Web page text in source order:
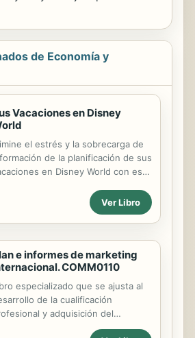
de Economía y
Vacaciones en Disney
el estrés y la sobrecarga de
de la planificación de sus
en Disney World con esta
rápida pero completa al
de su mano. - Conozca las
y desventajas de alojarse en
propiedad de Disney
a alojamientos ubicados fuera
parque y compare precios. -
cómo ahorrar dinero en
y bebidas mientras dedica
tiempo a disfrutar del parque. -
cómo acortar sus tiempos
espera en los recorridos más
Ver Libro
e informes de marketing
COMM0110
especializado que se ajusta al
de la cualificación
y adquisición del
de profesionalidad